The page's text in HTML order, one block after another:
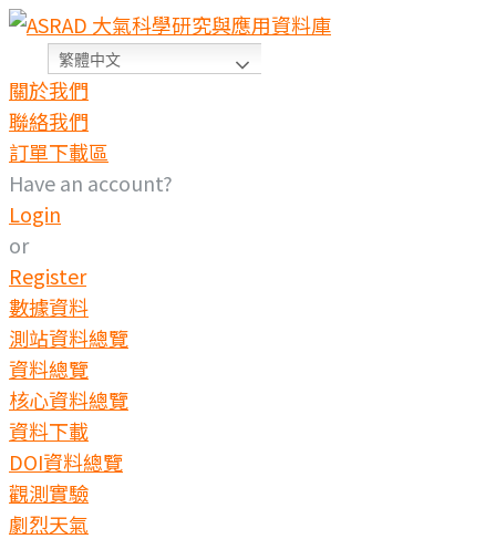
繁體中文
關於我們
聯絡我們
訂單下載區
Have an account?
Login
or
Register
數據資料
測站資料總覽
資料總覽
核心資料總覽
資料下載
DOI資料總覽
觀測實驗
劇烈天氣